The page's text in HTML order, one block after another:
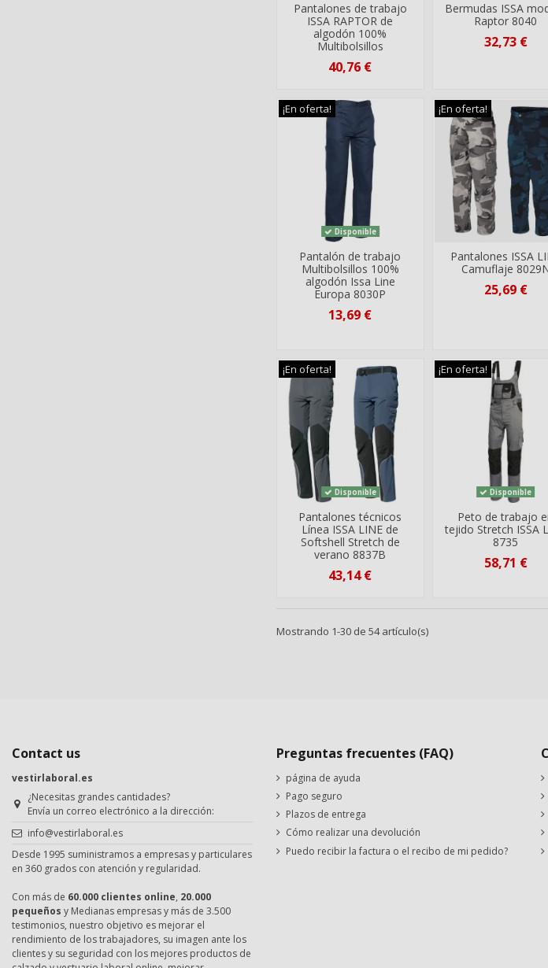
Pantalones de trabajo
ISSA RAPTOR de
algodón 100%
Multibolsillos
40,76 €
Bermudas ISSA
Raptor 8040
32,73 €
¡En oferta!
Disponible
Pantalón de trabajo
Multibolsillos 100%
algodón Issa Line
Europa 8030P
13,69 €
¡En oferta!
Pantalones ISSA
Camuflaje
25,69 €
¡En oferta!
Disponible
Pantalones técnicos
Línea ISSA LINE de
Softshell Stretch de
verano 8837B
43,14 €
¡En oferta!
Disponible
Peto de trabajo
tejido Stretch ISSA
8735
58,71 €
Mostrando 1-30 de 54 artículo(s)
Contact us
vestirlaboral.es
¿Necesitas grandes cantidades?
Envía un correo electrónico a la dirección:
info@vestirlaboral.es
Desde 1995 suministramos a empresas y particulares
en 360 grados con atención y regularidad.
Con más de 60.000 clientes online, 20.000
pequeños y Medianas empresas y más de 3.500
testimonios, nuestro objetivo es mejorar el
rendimiento de los trabajadores, su imagen ante los
clientes y su seguridad con los mejores productos de
Preguntas frecuentes (FAQ)
página de ayuda
Pago seguro
Plazos de entrega
Cómo realizar una devolución
Puedo recibir la factura o el recibo de mi pedido?